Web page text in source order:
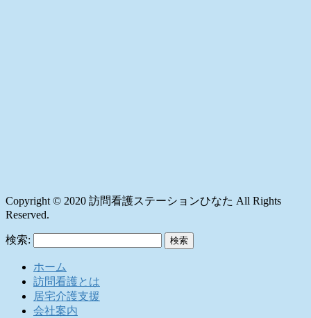
Copyright © 2020 訪問看護ステーションひなた All Rights
Reserved.
検索:
ホーム
訪問看護とは
居宅介護支援
会社案内